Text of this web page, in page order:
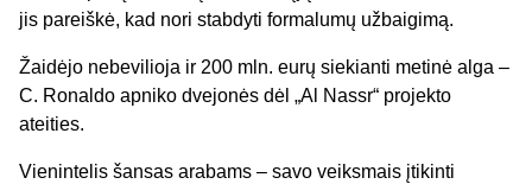
jis pareiškė, kad nori stabdyti formalumų užbaigimą.
Žaidėjo nebevilioja ir 200 mln. eurų siekianti metinė alga –
C. Ronaldo apniko dvejonės dėl „Al Nassr“ projekto
ateities.
Vienintelis šansas arabams – savo veiksmais įtikinti